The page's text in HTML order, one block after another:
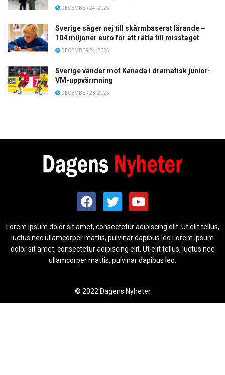
DECEMBER 24, 2025
Sverige säger nej till skärmbaserat lärande –
104 miljoner euro för att rätta till misstaget
DECEMBER 24, 2025
Sverige vänder mot Kanada i dramatisk junior-
VM-uppvärmning
DECEMBER 23, 2025
Lorem ipsum dolor sit amet, consectetur adipiscing elit. Ut elit tellus,
luctus nec ullamcorper mattis, pulvinar dapibus leo.Lorem ipsum
dolor sit amet, consectetur adipiscing elit. Ut elit tellus, luctus nec
ullamcorper mattis, pulvinar dapibus leo.
© 2022 Dagens Nyheter